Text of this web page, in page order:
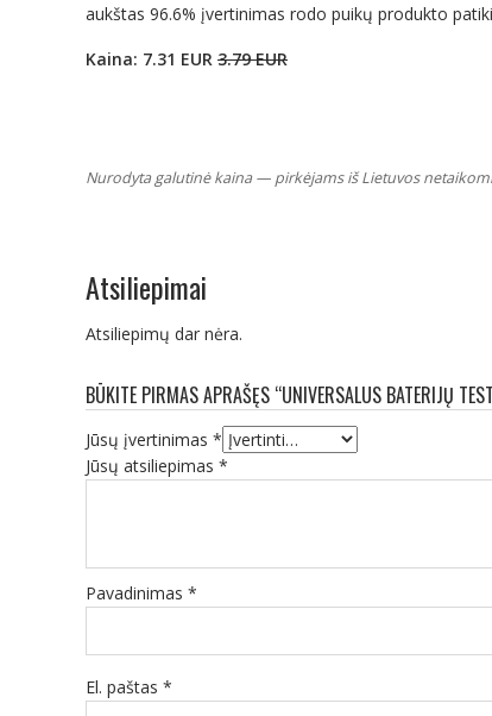
aukštas 96.6% įvertinimas rodo puikų produkto
Kaina: 7.31 EUR 3.79 EUR
Nurodyta galutinė kaina — pirkėjams iš Lietuvos
Atsiliepimai
Atsiliepimų dar nėra.
BŪKITE PIRMAS APRAŠĘS “UNIVERSALUS BATERIJŲ
Jūsų įvertinimas *
Jūsų atsiliepimas *
Pavadinimas *
El. paštas *